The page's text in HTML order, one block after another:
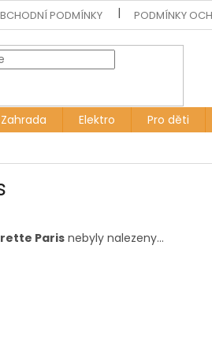
PODMÍNKY PODMÍNKY
Zahrada Elektro Pro děti
Paris nebyly nalezeny...